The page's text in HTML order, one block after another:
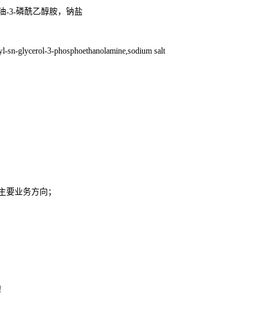
-3-磷酰乙醇胺，钠盐
glycerol-3-phosphoethanolamine,sodium salt
业务方向；